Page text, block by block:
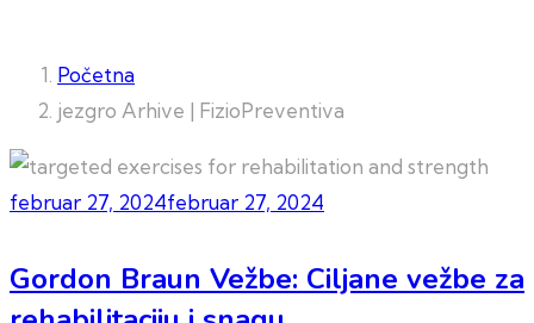
Početna
jezgro Arhive | FizioPreventiva
februar 27, 2024februar 27, 2024
Gordon Braun Vežbe: Ciljane vežbe za